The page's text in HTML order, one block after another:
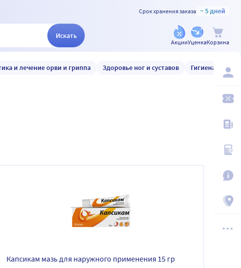
Срок хранения заказа ~ 5 дней
Искать
АкцииУценкаКорзина
и лечение орви и гриппа Здоровье ног и суставов Гигиена и уход
Капсикам мазь для наружного применения 15 гр